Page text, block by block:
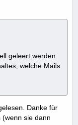
geleert werden.
welche Mails
Danke für
sie dann